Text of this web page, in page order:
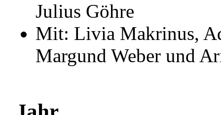
Julius Göhre
Mit: Livia Makrinus,
Margund Weber und